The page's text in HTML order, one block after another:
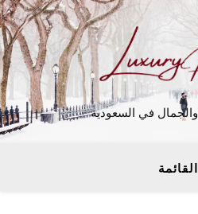
في السعودية
القائمة